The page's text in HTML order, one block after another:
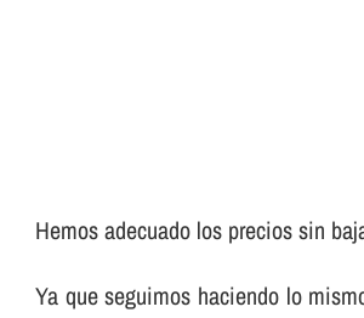
Hemos adecuado los precios sin
Ya que seguimos haciendo lo